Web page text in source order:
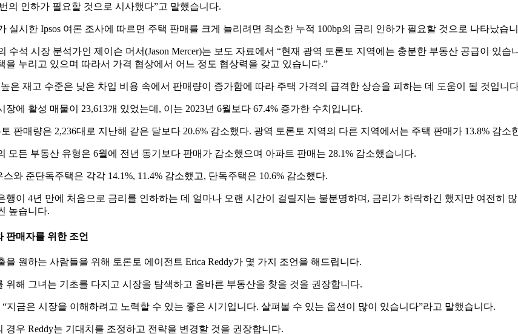
의 인하가 필요할 것으로 시사했다”고 말했습니다.
실시한 Ipsos 여론 조사에 따르면 주택 판매를 크게 늘리려면 최소한 누적 100bp의 금리 인하가 필요할 것으로 나타났습
수석 시장 분석가인 제이슨 머서(Jason Mercer)는 보도 자료에서 “현재 광역 토론토 지역에는 충분한 부동산 공급이 있
을 누리고 있으며 따라서 가격 협상에서 어느 정도 협상력을 갖고 있습니다.”
은 재고 수준은 낮은 차입 비용 속에서 판매량이 증가함에 따라 주택 가격의 급격한 상승을 피하는 데 도움이 될 것입니
장에 활성 매물이 23,613개 있었는데, 이는 2023년 6월보다 67.4% 증가한 수치입니다.
판매량은 2,236대로 지난해 같은 달보다 20.6% 감소했다. 광역 토론토 지역의 다른 지역에서는 주택 판매가 13.8% 감소
모든 부동산 유형은 6월에 전년 동기보다 판매가 감소했으며 아파트 판매는 28.1% 감소했습니다.
스와 준단독주택은 각각 14.1%, 11.4% 감소했고, 단독주택은 10.6% 감소했다.
행이 4년 만에 처음으로 금리를 인하하는 데 얼마나 오랜 시간이 걸릴지는 불분명하며, 금리가 하락하긴 했지만 여전히
높습니다.
판매자를 위한 조언
을 원하는 사람들을 위해 토론토 에이전트 Erica Reddy가 몇 가지 조언을 해드립니다.
위해 그녀는 기초를 다지고 시장을 탐색하고 올바른 부동산을 찾을 것을 권장합니다.
“지금은 시장을 이해하려고 노력할 수 있는 좋은 시기입니다. 살펴볼 수 있는 옵션이 많이 있습니다”라고 말했습니다.
경우 Reddy는 기대치를 조정하고 전략을 변경할 것을 권장합니다.